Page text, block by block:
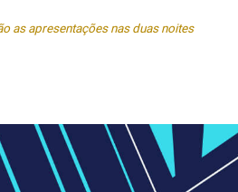
as apresentações nas duas noites